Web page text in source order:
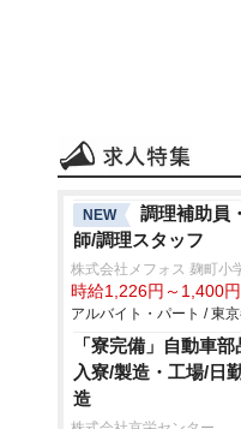
NEW
調理補助員
師/調理スタッフ
株式会社メフォス 麹町小
時給1,226円～1,400円
アルバイト・パート / 東
「寮完備」自動車
入寮/製造・工場/日
造